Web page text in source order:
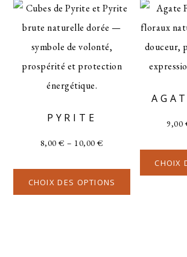
PYRITE
8,00€ – 10,00€
CHOIX DES OPTIONS
9,00
CHOIX